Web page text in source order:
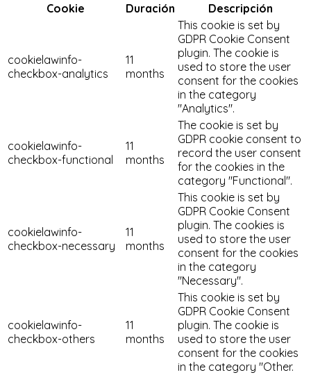
Cookie
Duración Descripción
cookielawinfo-
checkbox-analytics
11
months
This cookie is set by
GDPR Cookie Consent
plugin. The cookie is
used to store the user
consent for the cookies
in the category
"Analytics".
cookielawinfo-
checkbox-functional
11
months
The cookie is set by
GDPR cookie consent to
record the user consent
for the cookies in the
category "Functional".
cookielawinfo-
checkbox-necessary
11
months
This cookie is set by
GDPR Cookie Consent
plugin. The cookies is
used to store the user
consent for the cookies
in the category
"Necessary".
cookielawinfo-
checkbox-others
11
months
This cookie is set by
GDPR Cookie Consent
plugin. The cookie is
used to store the user
consent for the cookies
in the category "Other.